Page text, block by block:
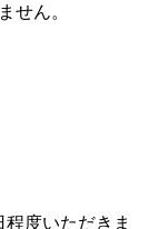
せん。
度いただきま